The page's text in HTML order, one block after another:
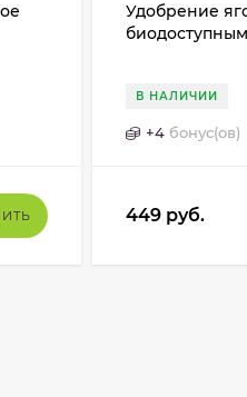
Удобрение
В НАЛИЧИИ
+4 бонус(ов)
449 руб.